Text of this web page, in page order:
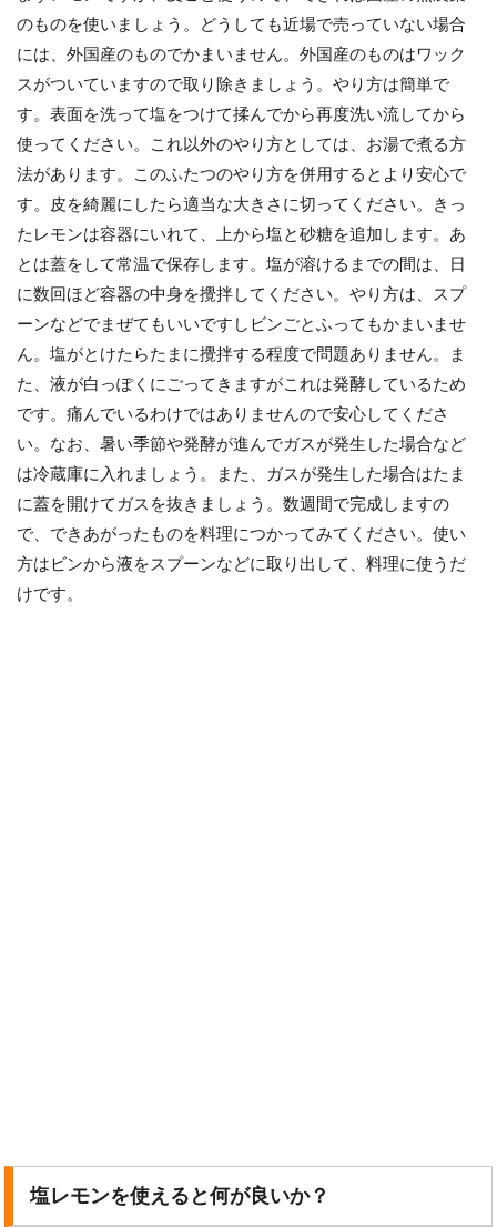
のものを使いましょう。どうしても近場で売っていない場合
には、外国産のものでかまいません。外国産のものはワック
スがついていますので取り除きましょう。やり方は簡単で
す。表面を洗って塩をつけて揉んでから再度洗い流してから
使ってください。これ以外のやり方としては、お湯で煮る方
法があります。このふたつのやり方を併用するとより安心で
す。皮を綺麗にしたら適当な大きさに切ってください。きっ
たレモンは容器にいれて、上から塩と砂糖を追加します。あ
とは蓋をして常温で保存します。塩が溶けるまでの間は、日
に数回ほど容器の中身を攪拌してください。やり方は、スプ
ーンなどでまぜてもいいですしビンごとふってもかまいませ
ん。塩がとけたらたまに攪拌する程度で問題ありません。ま
た、液が白っぽくにごってきますがこれは発酵しているため
です。痛んでいるわけではありませんので安心してくださ
い。なお、暑い季節や発酵が進んでガスが発生した場合など
は冷蔵庫に入れましょう。また、ガスが発生した場合はたま
に蓋を開けてガスを抜きましょう。数週間で完成しますの
で、できあがったものを料理につかってみてください。使い
方はビンから液をスプーンなどに取り出して、料理に使うだ
けです。
塩レモンを使えると何が良いか？